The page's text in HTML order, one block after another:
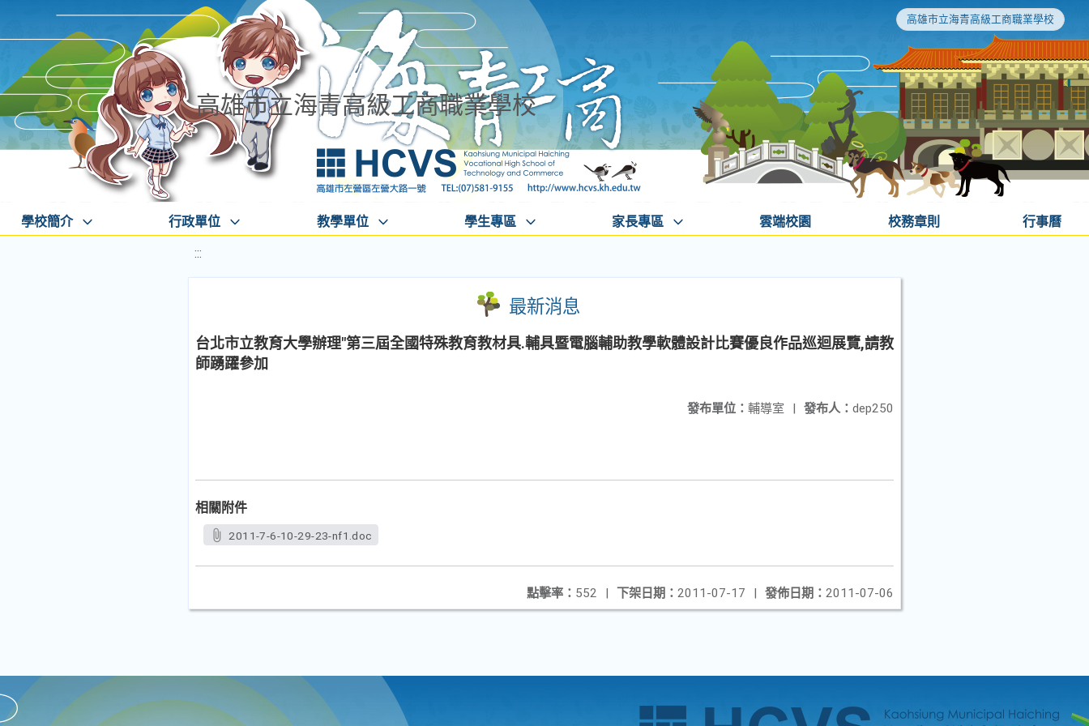
高雄市立海青高級工商職業學校
高雄市立海青高級工商職業學校
學校簡介 行政單位 教學單位 學生專區 家長專區 雲端校園 校務章則 行事曆
:::
最新消息
台北市立教育大學辦理"第三屆全國特殊教育教材具.輔具暨電腦輔助教學軟體設計比賽優良作品巡迴展覽,請教
師踴躍參加
發布人： dep250
發布單位： 輔導室 |
相關附件
2011-7-6-10-29-23-nf1.doc
發佈日期： 2011-07-06
下架日期： 2011-07-17 |
點擊率： 552 |